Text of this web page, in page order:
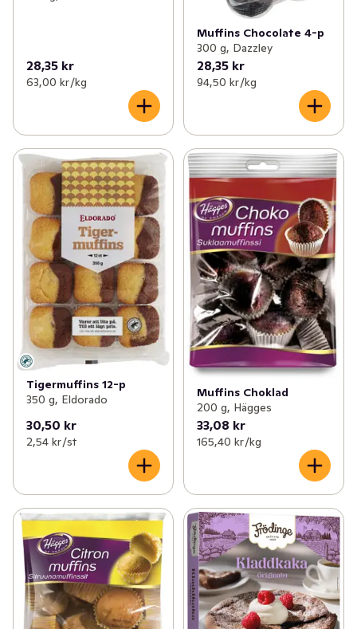
28,35 kr
63,00 kr /kg
Muffins Chocolate 4-p
300 g, Dazzley
28,35 kr
94,50 kr /kg
Tigermuffins 12-p
350 g, Eldorado
30,50 kr
2,54 kr /st
Muffins Choklad
200 g, Hägges
33,08 kr
165,40 kr /kg